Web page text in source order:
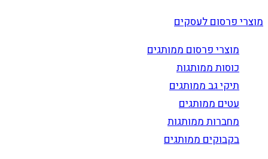
מוצרי פרסום לעסקים
מוצרי פרסום ממותגים
כוסות ממותגות
תיקי גב ממותגים
עטים ממותגים
מחברות ממותגות
בקבוקים ממותגים